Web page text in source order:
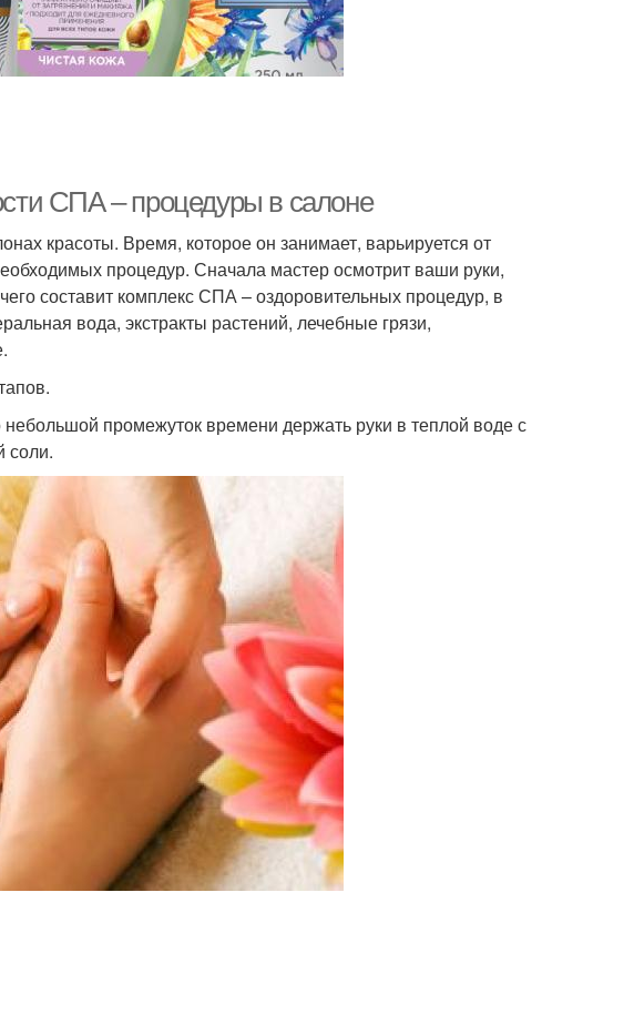
СПА – процедуры в салоне
красоты. Время, которое он занимает, варьируется от
процедур. Сначала мастер осмотрит ваши руки,
составит комплекс СПА – оздоровительных процедур, в
вода, экстракты растений, лечебные грязи,
промежуток времени держать руки в теплой воде с
соли.